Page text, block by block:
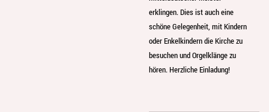
erklingen. Dies ist auch eine
schöne Gelegenheit, mit Kindern
oder Enkelkindern die Kirche zu
besuchen und Orgelklänge zu
hören. Herzliche Einladung!